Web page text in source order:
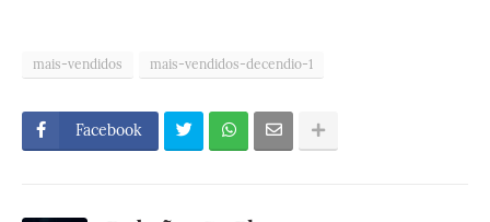
mais-vendidos mais-vendidos-decendio-1
Facebook